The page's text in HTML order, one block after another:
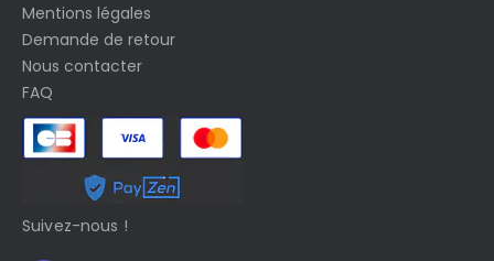
Mentions légales
Demande de retour
Nous contacter
FAQ
Suivez-nous !